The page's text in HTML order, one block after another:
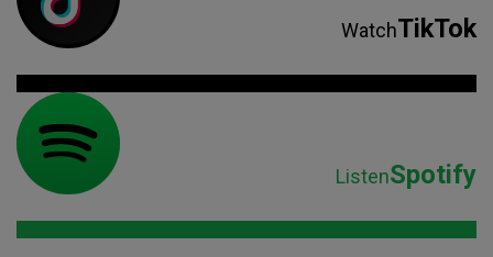
WatchTikTok
ListenSpotify